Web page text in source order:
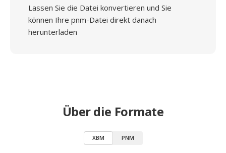
Lassen Sie die Datei konvertieren und Sie
können Ihre pnm-Datei direkt danach
herunterladen
Über die Formate
XBM PNM